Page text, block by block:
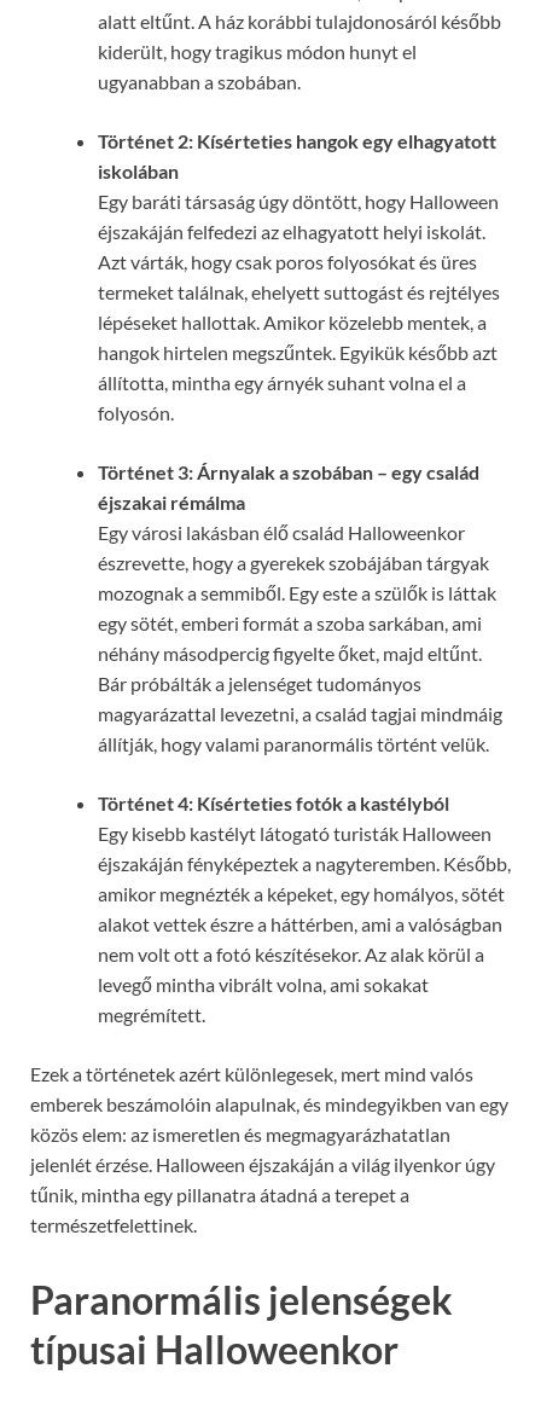
alatt eltűnt. A ház korábbi tulajdonosáról később
kiderült, hogy tragikus módon hunyt el
ugyanabban a szobában.
Történet 2: Kísérteties hangok egy elhagyatott
iskolában
Egy baráti társaság úgy döntött, hogy Halloween
éjszakáján felfedezi az elhagyatott helyi iskolát.
Azt várták, hogy csak poros folyosókat és üres
termeket találnak, ehelyett suttogást és rejtélyes
lépéseket hallottak. Amikor közelebb mentek, a
hangok hirtelen megszűntek. Egyikük később azt
állította, mintha egy árnyék suhant volna el a
folyosón.
Történet 3: Árnyalak a szobában – egy család
éjszakai rémálma
Egy városi lakásban élő család Halloweenkor
észrevette, hogy a gyerekek szobájában tárgyak
mozognak a semmiből. Egy este a szülők is láttak
egy sötét, emberi formát a szoba sarkában, ami
néhány másodpercig figyelte őket, majd eltűnt.
Bár próbálták a jelenséget tudományos
magyarázattal levezetni, a család tagjai mindmáig
állítják, hogy valami paranormális történt velük.
Történet 4: Kísérteties fotók a kastélyból
Egy kisebb kastélyt látogató turisták Halloween
éjszakáján fényképeztek a nagyteremben. Később,
amikor megnézték a képeket, egy homályos, sötét
alakot vettek észre a háttérben, ami a valóságban
nem volt ott a fotó készítésekor. Az alak körül a
levegő mintha vibrált volna, ami sokakat
megrémített.
Ezek a történetek azért különlegesek, mert mind valós
emberek beszámolóin alapulnak, és mindegyikben van egy
közös elem: az ismeretlen és megmagyarázhatatlan
jelenlét érzése. Halloween éjszakáján a világ ilyenkor úgy
tűnik, mintha egy pillanatra átadná a terepet a
természetfelettinek.
Paranormális jelenségek
típusai Halloweenkor